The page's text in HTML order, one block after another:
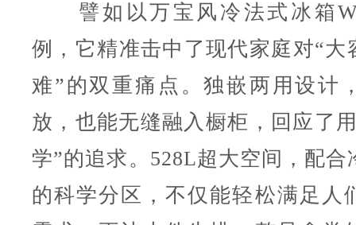
譬如以万宝风冷法式冰箱
例，它精准击中了现代家庭对“大
难”的双重痛点。独嵌两用设计
放，也能无缝融入橱柜，回应了
学”的追求。528L超大空间，配合
的科学分区，不仅能轻松满足人